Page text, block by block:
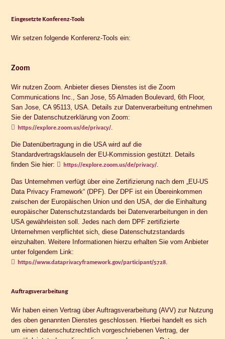
Eingesetzte Konferenz-Tools
Wir setzen folgende Konferenz-Tools ein:
Zoom
Wir nutzen Zoom. Anbieter dieses Dienstes ist die Zoom
Communications Inc., San Jose, 55 Almaden Boulevard, 6th Floor,
San Jose, CA 95113, USA. Details zur Datenverarbeitung entnehmen
Sie der Datenschutzerklärung von Zoom:
https://explore.zoom.us/de/privacy/
Die Datenübertragung in die USA wird auf die
Standardvertragsklauseln der EU-Kommission gestützt. Details
finden Sie hier:
https://explore.zoom.us/de/privacy/
Das Unternehmen verfügt über eine Zertifizierung nach dem „EU-US
Data Privacy Framework“ (DPF). Der DPF ist ein Übereinkommen
zwischen der Europäischen Union und den USA, der die Einhaltung
europäischer Datenschutzstandards bei Datenverarbeitungen in den
USA gewährleisten soll. Jedes nach dem DPF zertifizierte
Unternehmen verpflichtet sich, diese Datenschutzstandards
einzuhalten. Weitere Informationen hierzu erhalten Sie vom Anbieter
unter folgendem Link:
https://www.dataprivacyframework.gov/participant/5728
Auftragsverarbeitung
Wir haben einen Vertrag über Auftragsverarbeitung (AVV) zur Nutzung
des oben genannten Dienstes geschlossen. Hierbei handelt es sich
um einen datenschutzrechtlich vorgeschriebenen Vertrag, der